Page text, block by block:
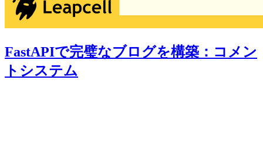
FastAPIで完璧なブログを構築：コメン
トシステム